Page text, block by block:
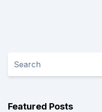
Featured Posts